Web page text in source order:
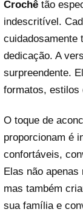
Crochê tão
indescritível.
cuidadosamente
dedicação. A
surpreendente.
formatos, estilos
O toque de
proporcionam é
confortáveis,
Elas não
mas também
sua família e